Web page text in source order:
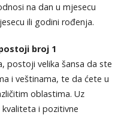
na dan u mjesecu
ili godini rođenja.
broj 1
postoji velika šansa da ste
i veštinama, te da ćete u
oblastima. Uz
i pozitivne